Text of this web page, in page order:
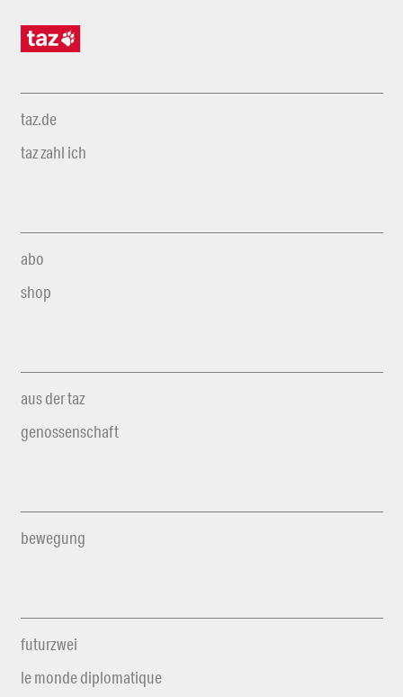
taz.de
taz zahl ich
abo
shop
aus der taz
genossenschaft
bewegung
futurzwei
le monde diplomatique